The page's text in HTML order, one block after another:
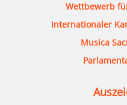
Wettbewerb
Internationaler
Musica